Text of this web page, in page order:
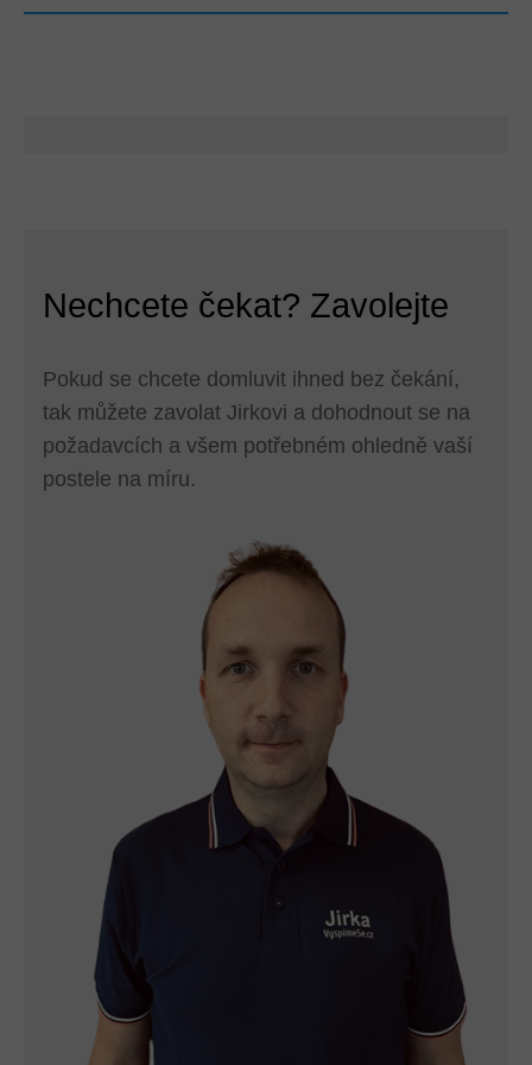
Nechcete čekat? Zavolejte
Pokud se chcete domluvit ihned bez čekání,
tak můžete zavolat Jirkovi a dohodnout se na
požadavcích a všem potřebném ohledně vaší
postele na míru.